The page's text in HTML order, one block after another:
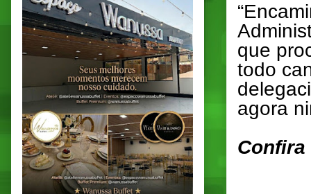
que
todo
agora